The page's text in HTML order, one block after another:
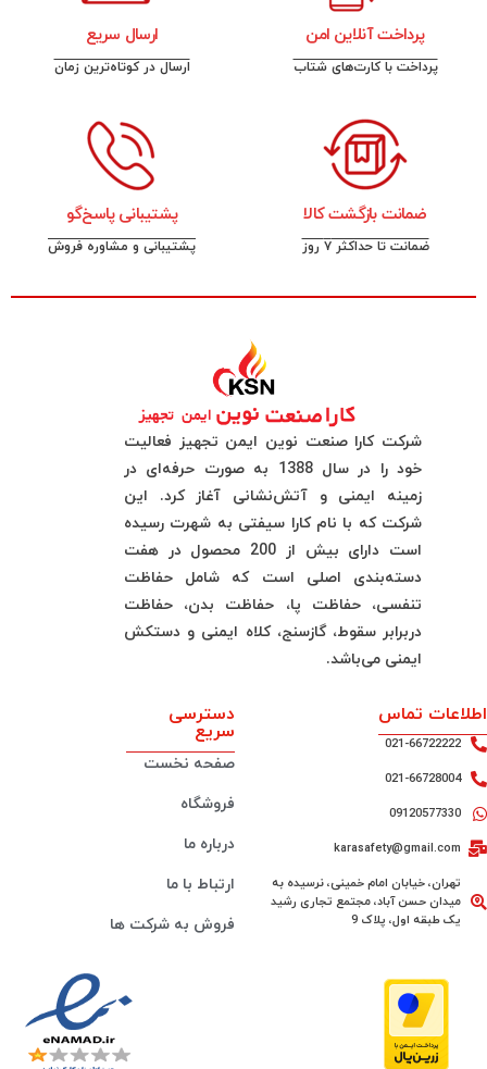
پرداخت آنلاین امن
پرداخت با کارت‌های شتاب
ارسال سریع
ارسال در کوتاه‌ترین زمان
ضمانت بازگشت کالا
ضمانت تا حداکثر ۷ روز
پشتیبانی پاسخ‌گو
پشتیبانی و مشاوره فروش
شرکت کارا صنعت نوین ایمن تجهیز فعالیت
خود را در سال 1388 به صورت حرفه‌ای در
زمینه ایمنی و آتش‌نشانی آغاز کرد. این
شرکت که با نام کارا سیفتی به شهرت رسیده
است دارای بیش از 200 محصول در هفت
دسته‌بندی اصلی است که شامل حفاظت
تنفسی، حفاظت پا، حفاظت بدن، حفاظت
دربرابر سقوط، گازسنج، کلاه ایمنی و دستکش
ایمنی می‌باشد.
اطلاعات تماس
021-66722222
021-66728004
09120577330
karasafety@gmail.com
تهران، خیابان امام خمینی، نرسیده به
میدان حسن آباد، مجتمع تجاری رشید
یک طبقه اول، پلاک 9
دسترسی
سریع
صفحه نخست
فروشگاه
درباره ما
ارتباط با ما
فروش به شرکت ها